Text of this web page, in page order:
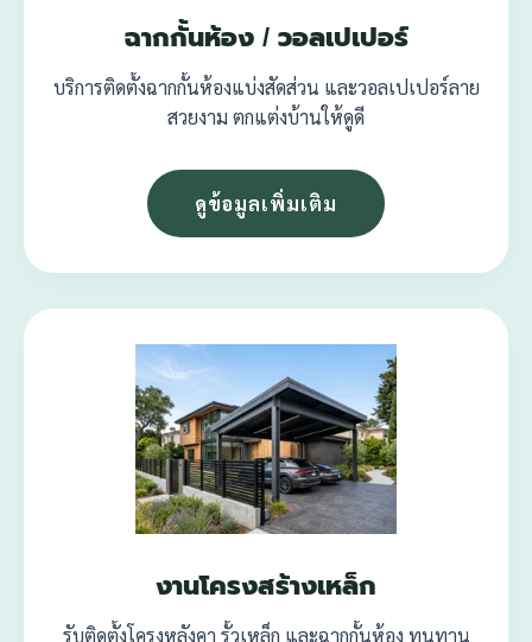
ฉากกั้นห้อง / วอลเปเปอร์
บริการติดตั้งฉากกั้นห้องแบ่งสัดส่วน และวอลเปเปอร์ลาย
สวยงาม ตกแต่งบ้านให้ดูดี
ดูข้อมูลเพิ่มเติม
งานโครงสร้างเหล็ก
รับติดตั้งโครงหลังคา รั้วเหล็ก และฉากกั้นห้อง ทนทาน